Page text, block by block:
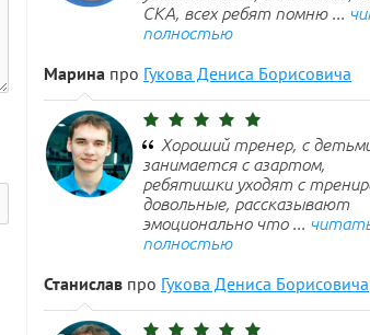
СКА, всех ребят помню ...
полностью
Марина про Гукова Дениса Борисовича
Хороший тренер, с
занимается с азартом,
ребятишки уходят с
довольные, рассказывают
эмоционально что ...
полностью
Станислав про Гукова Дениса Борисовича